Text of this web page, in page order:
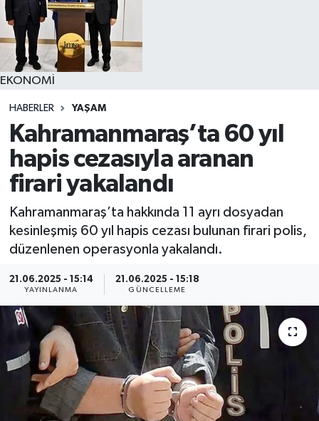
EKONOMİ
HABERLER YAŞAM
Kahramanmaraş’ta 60 yıl
hapis cezasıyla aranan
firari yakalandı
Kahramanmaraş’ta hakkında 11 ayrı dosyadan
kesinleşmiş 60 yıl hapis cezası bulunan firari polis,
düzenlenen operasyonla yakalandı.
21.06.2025 - 15:14
YAYINLANMA
21.06.2025 - 15:18
GÜNCELLEME
YAŞAM